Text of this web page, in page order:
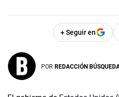
+ Seguir en
POR REDACCIÓN